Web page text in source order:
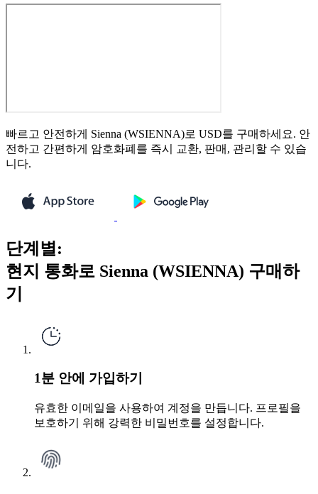
빠르고 안전하게 Sienna (WSIENNA)로 USD를 구매하세요. 안
전하고 간편하게 암호화폐를 즉시 교환, 판매, 관리할 수 있습
니다.
단계별:
현지 통화로 Sienna (WSIENNA) 구매하
기
1분 안에 가입하기
유효한 이메일을 사용하여 계정을 만듭니다. 프로필을
보호하기 위해 강력한 비밀번호를 설정합니다.